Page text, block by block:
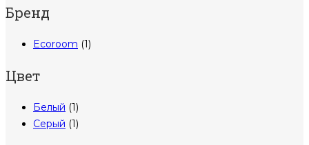
Бренд
Ecoroom (1)
Цвет
Белый (1)
Серый (1)